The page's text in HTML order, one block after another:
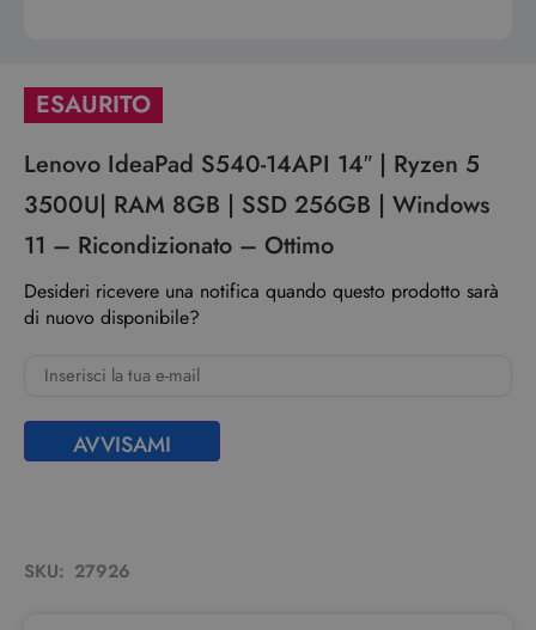
ESAURITO
Lenovo IdeaPad S540-14API 14″ | Ryzen 5
3500U| RAM 8GB | SSD 256GB | Windows
11 – Ricondizionato – Ottimo
Desideri ricevere una notifica quando questo prodotto sarà
di nuovo disponibile?
AVVISAMI
SKU: 27926